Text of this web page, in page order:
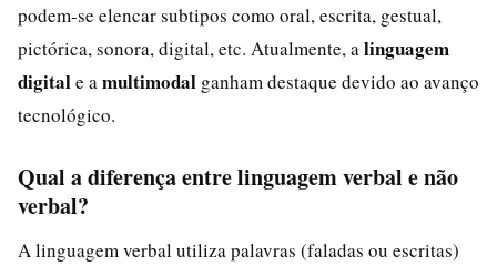
podem-se elencar subtipos como oral, escrita, gestual,
pictórica, sonora, digital, etc. Atualmente, a linguagem
digitale a multimodal ganham destaque devido ao avanço
tecnológico.
Qual a diferença entre linguagem verbal e não
verbal?
A linguagem verbal utiliza palavras (faladas ou escritas)